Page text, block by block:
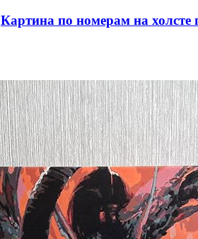
Картина по номерам на холсте